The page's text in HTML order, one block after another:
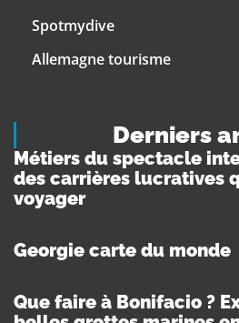
Spotmydive
Allemagne tourisme
Derniers
Métiers du spectacle
des carrières lucratives
voyager
Georgie carte du monde
Que faire à Bonifacio ?